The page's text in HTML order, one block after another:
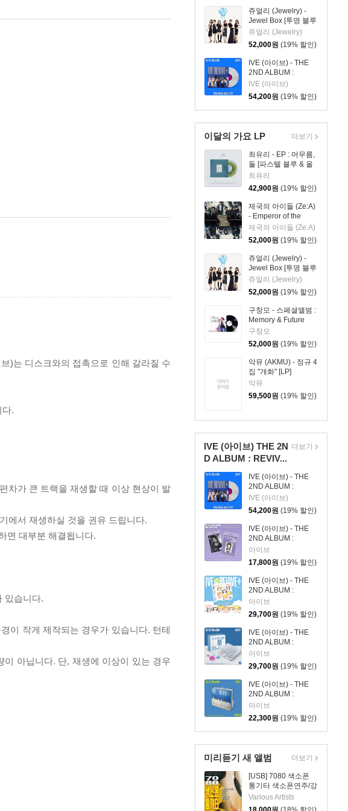
쥬얼리 (Jewelry) -
Jewel Box [투명 블루
컬러 LP]
쥬얼리 (Jewelry)
52,000원 (19% 할인)
IVE (아이브) - THE
2ND ALBUM :
REVIVE+ [화이트 마
블 컬러 LP]
IVE (아이브)
54,200원 (19% 할인)
이달의 가요 LP
최유리 - EP : 머무름,
둘 [파스텔 블루 & 올
리브 그린 컬러 10인
치 Vinyl]
최유리
42,900원 (19% 할인)
제국의 아이들 (Ze:A)
- Emperor of the
Empire [립타이드 컬
러 LP]
제국의 아이들 (Ze:A)
52,000원 (19% 할인)
쥬얼리 (Jewelry) -
Jewel Box [투명 블루
컬러 LP]
쥬얼리 (Jewelry)
52,000원 (19% 할인)
구창모 - 스페셜앨범 :
Memory & Future
[LP]
구창모
52,000원 (19% 할인)
악뮤 (AKMU) - 정규 4
집 "개화" [LP]
악뮤
59,500원 (19% 할인)
더보기
IVE (아이브) THE 2N
D ALBUM : REVIV...
IVE (아이브) - THE
2ND ALBUM :
REVIVE+ [화이트 마
블 컬러 LP]
IVE (아이브)
54,200원 (19% 할인)
IVE (아이브) - THE
2ND ALBUM :
REVIVE+ [MINI MINI
ver.][한정반]
아이브
17,800원 (19% 할인)
IVE (아이브) - THE
2ND ALBUM :
REVIVE+ [PETIT-IVE
ver.][한정반]
아이브
29,700원 (19% 할인)
IVE (아이브) - THE
2ND ALBUM :
REVIVE+ [MD ver.]
[한정반]
아이브
29,700원 (19% 할인)
IVE (아이브) - THE
2ND ALBUM :
REVIVE+
[SPOILERS ver.]
아이브
22,300원 (19% 할인)
더보기
미리듣기 새 앨범
[USB] 7080 색소폰
통기타 색소폰연주/강
승용
Various Artists
더보기
)는 디스크와의 접촉으로 인해 갈라질 수
다.
차가 큰 트랙을 재생할 때 이상 현상이 발
에서 재생하실 것을 권유 드립니다.
면 대부분 해결됩니다.
있습니다.
이 작게 제작되는 경우가 있습니다. 턴테
아닙니다. 단, 재생에 이상이 있는 경우